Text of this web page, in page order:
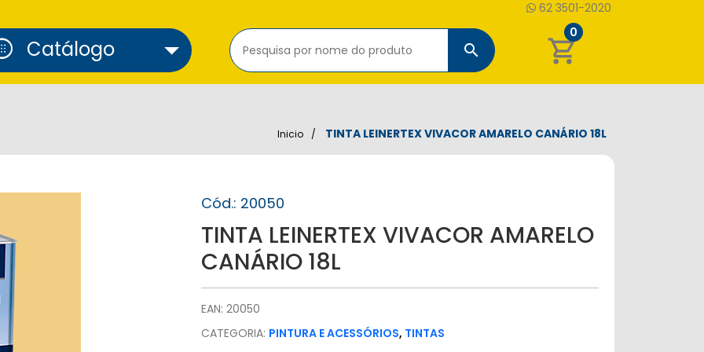
62 3501-2020
Catálogo search shopping_cart
0
Inicio TINTA LEINERTEX VIVACOR AMARELO CANÁRIO 18L
Cód.: 20050
TINTA LEINERTEX VIVACOR AMARELO
CANÁRIO 18L
EAN: 20050
CATEGORIA: PINTURA E ACESSÓRIOS, TINTAS